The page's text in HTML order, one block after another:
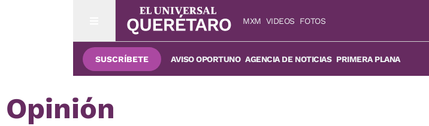
MXM VIDEOS FOTOS
SUSCRÍBETE AVISO OPORTUNO AGENCIA DE NOTICIAS PRIMERA PLANA
Opinión